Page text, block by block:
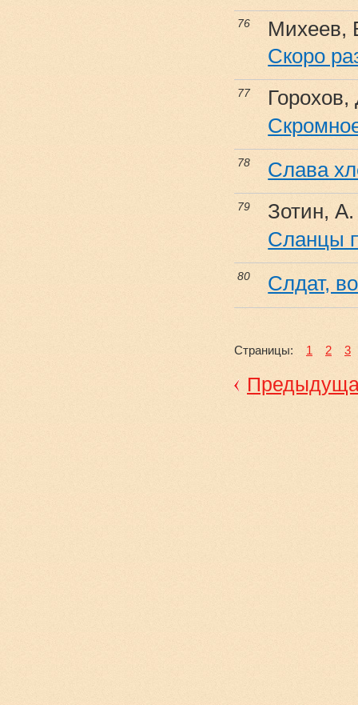
76
Михеев,
Скоро
77
Горохов,
78 Слава
79
Зотин, А.
Сланцы
80 Слдат,
Страницы: 1 2 3